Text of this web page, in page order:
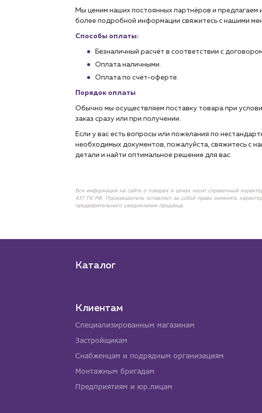
Мы ценим наших постоянных партнёров и предлагаем
более подробной информации свяжитесь с нашими
Способы оплаты:
Безналичный расчёт в соответствии с
Оплата наличными.
Оплата по счёт-оферте.
Порядок оплаты
Обычно мы осуществляем поставку товара при
заказ сразу или при получении.
Если у вас есть вопросы или пожелания по
необходимых документов, пожалуйста, свяжитесь с
детали и найти оптимальное решение для вас.
Вся информация на сайте о товарах и ценах носит справочный
437 ГК РФ. Производитель оставляет за собой право изменять
предварительного уведомления продавца
Каталог
Клиентам
Специализированным магазинам
Застройщикам
Снабженцам и подрядным организациям
Монтажным бригадам
Предприятиям и юр.лицам